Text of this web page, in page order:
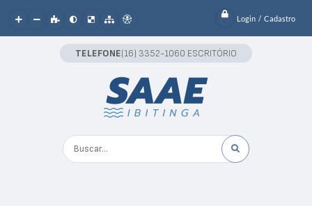
Login / Cadastro
Buscar...
TELEFONE(16) 3352-1060 ESCRITÓRIO